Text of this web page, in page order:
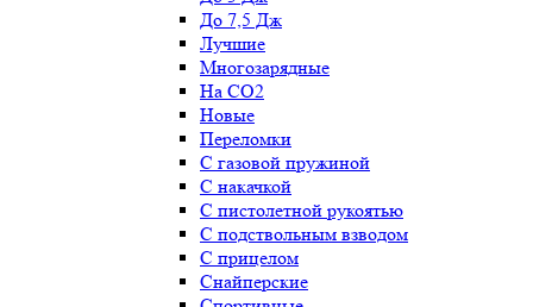
До 7,5 Дж
Лучшие
Многозарядные
На CO2
Новые
Переломки
С газовой пружиной
С накачкой
С пистолетной рукоятью
С подствольным взводом
С прицелом
Снайперские